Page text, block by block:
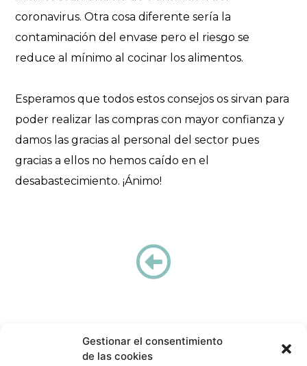
Gestionar el consentimiento
de las cookies
coronavirus. Otra cosa diferente sería la
contaminación del envase pero el riesgo se
reduce al mínimo al cocinar los alimentos.
Esperamos que todos estos consejos os sirvan para
poder realizar las compras con mayor confianza y
damos las gracias al personal del sector pues
gracias a ellos no hemos caído en el
desabastecimiento. ¡Ánimo!